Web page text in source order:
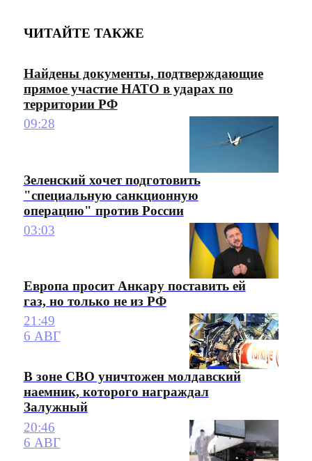
ЧИТАЙТЕ ТАКЖЕ
Найдены документы, подтверждающие
прямое участие НАТО в ударах по
территории РФ
09:28
Зеленский хочет подготовить
"специальную санкционную
операцию" против России
03:03
Европа просит Анкару поставить ей
газ, но только не из РФ
21:49
6 АВГ
В зоне СВО уничтожен молдавский
наемник, которого награждал
Залужный
20:46
6 АВГ